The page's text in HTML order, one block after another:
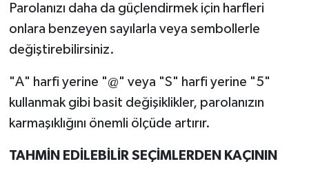
Parolanızı daha da güçlendirmek için harfleri
onlara benzeyen sayılarla veya sembollerle
değiştirebilirsiniz.
"A" harfi yerine "@" veya "S" harfi yerine "5"
kullanmak gibi basit değişiklikler, parolanızın
karmaşıklığını önemli ölçüde artırır.
TAHMİN EDİLEBİLİR SEÇİMLERDEN KAÇININ